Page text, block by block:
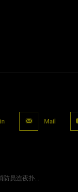
Mail
防员连夜扑...